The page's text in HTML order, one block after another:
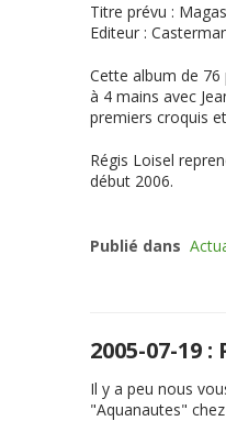
Titre prévu :
Editeur :
Cette album de 76
à 4 mains avec
premiers croquis
Régis Loisel
début 2006.
Publié dans
2005-07-
Il y a peu nous
"Aquanautes"